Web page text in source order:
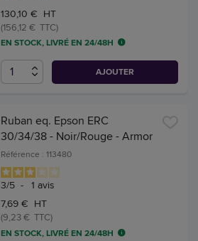
130,10 € HT
(156,12 € TTC)
EN STOCK, LIVRÉ EN 24/48H
AJOUTER
Ruban eq. Epson ERC
30/34/38 - Noir/Rouge - Armor
Référence : 113480
3/5 - 1 avis
7,69 € HT
(9,23 € TTC)
EN STOCK, LIVRÉ EN 24/48H